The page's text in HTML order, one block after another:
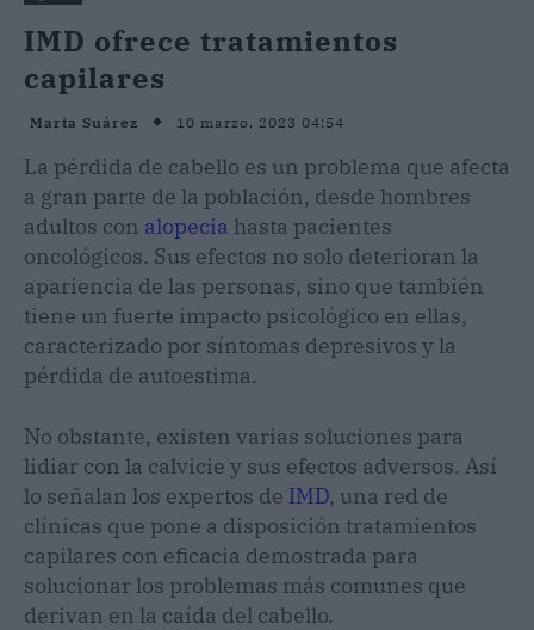
IMD ofrece tratamientos
capilares
Marta Suárez 10 marzo, 2023 04:54
La pérdida de cabello es un problema que afecta
a gran parte de la población, desde hombres
adultos con alopecia hasta pacientes
oncológicos. Sus efectos no solo deterioran la
apariencia de las personas, sino que también
tiene un fuerte impacto psicológico en ellas,
caracterizado por síntomas depresivos y la
pérdida de autoestima.
No obstante, existen varias soluciones para
lidiar con la calvicie y sus efectos adversos. Así
lo señalan los expertos de IMD, una red de
clínicas que pone a disposición tratamientos
capilares con eficacia demostrada para
solucionar los problemas más comunes que
derivan en la caída del cabello.